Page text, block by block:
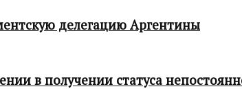
делегацию Аргентины
в получении статуса